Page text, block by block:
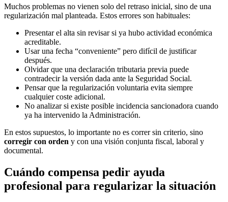
Muchos problemas no vienen solo del retraso inicial, sino de una
regularización mal planteada. Estos errores son habituales:
Presentar el alta sin revisar si ya hubo actividad económica
acreditable.
Usar una fecha “conveniente” pero difícil de justificar
después.
Olvidar que una declaración tributaria previa puede
contradecir la versión dada ante la Seguridad Social.
Pensar que la regularización voluntaria evita siempre
cualquier coste adicional.
No analizar si existe posible incidencia sancionadora cuando
ya ha intervenido la Administración.
En estos supuestos, lo importante no es correr sin criterio, sino
corregir con orden y con una visión conjunta fiscal, laboral y
documental.
Cuándo compensa pedir ayuda
profesional para regularizar la situación